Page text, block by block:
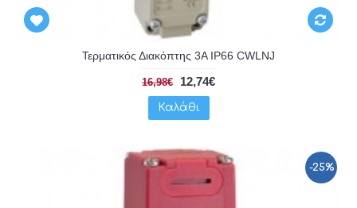
Τερματικός Διακόπτης 3A IP66 CWLNJ
16,98€ 12,74€
Καλάθι
-25%